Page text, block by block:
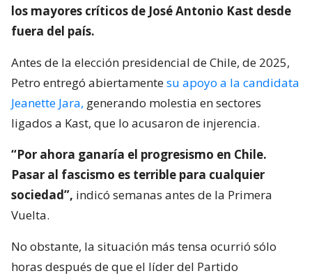
los mayores críticos de José Antonio Kast desde
fuera del país.
Antes de la elección presidencial de Chile, de 2025,
Petro entregó abiertamentesu apoyo a la candidata
Jeanette Jara, generando molestia en sectores
ligados a Kast, que lo acusaron de injerencia.
“Por ahora ganaría el progresismo en Chile.
Pasar al fascismo es terrible para cualquier
sociedad”, indicó semanas antes de la Primera
Vuelta.
No obstante, la situación más tensa ocurrió sólo
horas después de que el líder del Partido